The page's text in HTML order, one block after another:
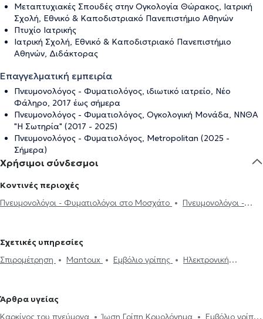
Μεταπτυχιακές Σπουδές στην Ογκολογία Θώρακος, Ιατρική
Σχολή, Εθνικό & Καποδιστριακό Πανεπιστήμιο Αθηνών
Πτυχίο Ιατρικής
Ιατρική Σχολή, Εθνικό & Καποδιστριακό Πανεπιστήμιο
Αθηνών, Διδάκτορας
Επαγγελματική εμπειρία
Πνευμονολόγος - Φυματιολόγος, ιδιωτικό ιατρείο, Νέο
Φάληρο, 2017 έως σήμερα
Πνευμονολόγος - Φυματιολόγος, Ογκολογική Μονάδα, ΝΝΘΑ
"Η Σωτηρία" (2017 - 2025)
Πνευμονολόγος - Φυματιολόγος, Metropolitan (2025 -
Σήμερα)
Χρήσιμοι σύνδεσμοι
Κοντινές περιοχές
Πνευμονολόγοι - Φυματιολόγοι στο Μοσχάτο
Πνευμονολόγοι -
Πνευμονολόγοι - Φυματιολόγοι στον Κορυδαλλό
Φυματιολόγοι στο Κερατσίνι
Πνευμονολόγοι - Φυματιολόγοι στη
Σχετικές υπηρεσίες
Σπιρομέτρηση
Mantoux Εμβόλιο γρίπης
Ηλεκτρονική
Ύπνου
Διακοπή Καπνίσματος
Άρθρα υγείας
Καρκίνος του πνεύμονα
Ίωση Γρίπη Κρυολόγημα
Εμβόλιο γρίπης